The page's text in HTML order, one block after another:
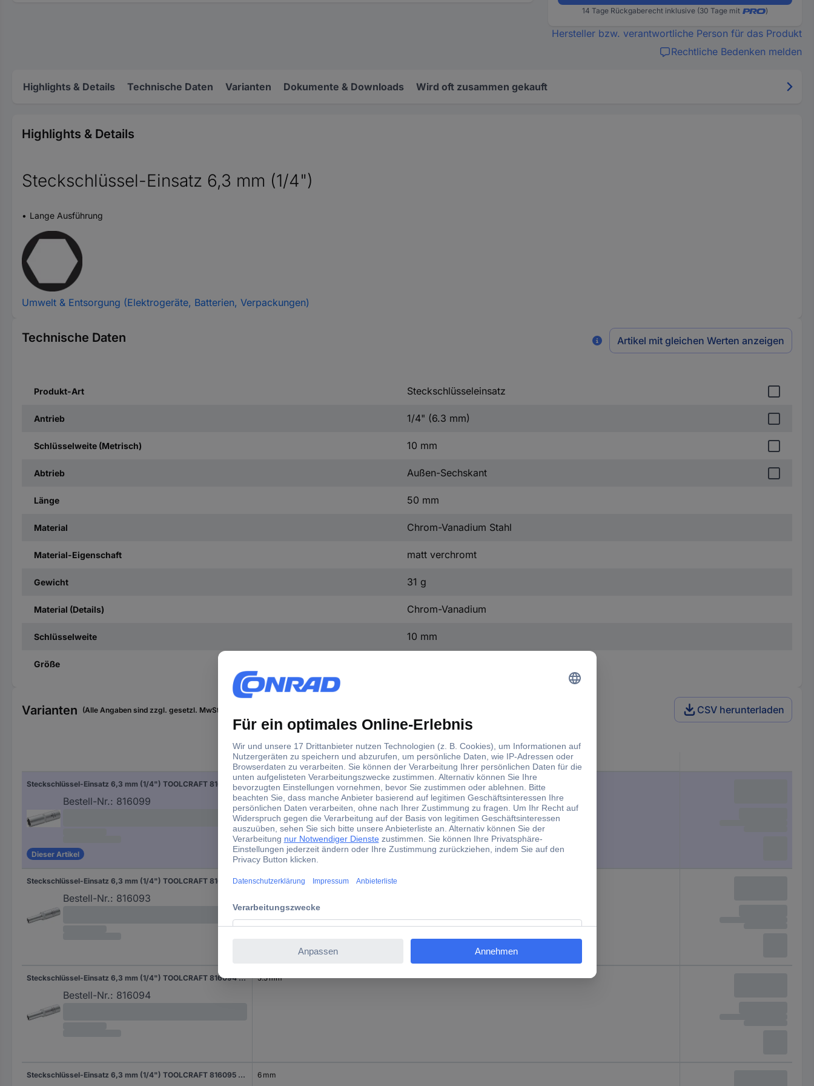
14 Tage Rückgaberecht inklusive (30 Tage mit )
Hersteller bzw. verantwortliche Person für das Produkt
Rechtliche Bedenken melden
Highlights & Details Technische Daten Varianten Dokumente & Downloads Wird oft zusammen gekauft
Highlights & Details
Steckschlüssel-Einsatz 6,3 mm (1/4")
Lange Ausführung
Umwelt & Entsorgung (Elektrogeräte, Batterien, Verpackungen)
Technische Daten Artikel mit gleichen Werten anzeigen
Produkt-Art Steckschlüsseleinsatz
Antrieb 1/4" (6.3 mm)
Schlüsselweite (Metrisch) 10 mm
Abtrieb Außen-Sechskant
Länge 50 mm
Material Chrom-Vanadium Stahl
Material-Eigenschaft matt verchromt
Gewicht 31 g
Material (Details) Chrom-Vanadium
Schlüsselweite 10 mm
Größe
Varianten (Alle Angaben sind zzgl. gesetzl. MwSt., zzgl. Versand) CSV herunterladen
Schlüsselweite (Metrisch)
Steckschlüssel-Einsatz 6,3 mm (1/4") TOOLCRAFT 816099 Schlüsselweite 10 mm
Bestell-Nr.: 816099
Dieser Artikel
10 mm
Steckschlüssel-Einsatz 6,3 mm (1/4") TOOLCRAFT 816093 Schlüsselweite 5 mm
Bestell-Nr.: 816093
5 mm
Steckschlüssel-Einsatz 6,3 mm (1/4") TOOLCRAFT 816094 Schlüsselweite 5.5 mm
Bestell-Nr.: 816094
5.5 mm
Steckschlüssel-Einsatz 6,3 mm (1/4") TOOLCRAFT 816095 Schlüsselweite 6 mm 6 mm